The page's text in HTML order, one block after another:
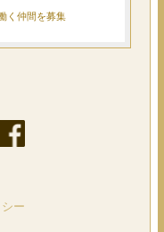
く仲間を募集
ー